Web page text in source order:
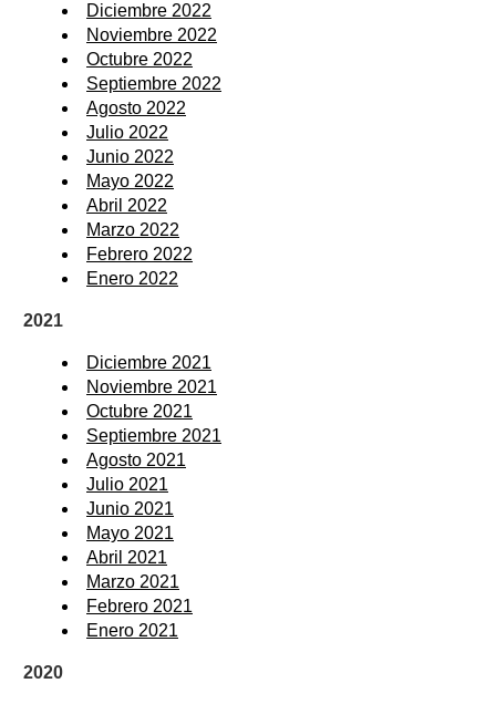
Diciembre 2022
Noviembre 2022
Octubre 2022
Septiembre 2022
Agosto 2022
Julio 2022
Junio 2022
Mayo 2022
Abril 2022
Marzo 2022
Febrero 2022
Enero 2022
2021
Diciembre 2021
Noviembre 2021
Octubre 2021
Septiembre 2021
Agosto 2021
Julio 2021
Junio 2021
Mayo 2021
Abril 2021
Marzo 2021
Febrero 2021
Enero 2021
2020